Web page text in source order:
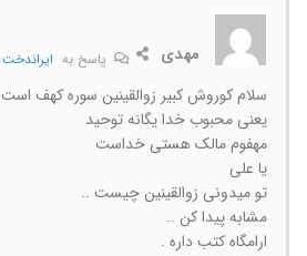
مهدی پاسخ به ایراندخت
سلام کوروش کبیر زوالقینین سوره کهف است
یعنی محبوب خدا یگانه توحید
مهفوم مالک هستی خداست
یا علی
تو میدونی زوالقینین چیست ..
مشابه پیدا کن ..
ارامگاه کتب داره .